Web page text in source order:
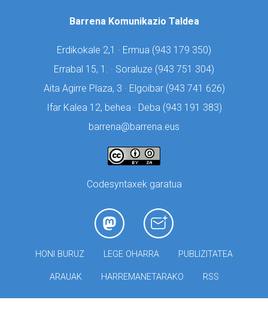
Barrena Komunikazio Taldea
Erdikokale 2,1 · Ermua (943 179 350)
Errabal 15, 1. · Soraluze (943 751 304)
Aita Agirre Plaza, 3 · Elgoibar (943 741 626)
Ifar Kalea 12, behea · Deba (943 191 383)
barrena@barrena.eus
Codesyntaxek garatua
HONI BURUZ LEGE OHARRA PUBLIZITATEA
ARAUAK HARREMANETARAKO RSS